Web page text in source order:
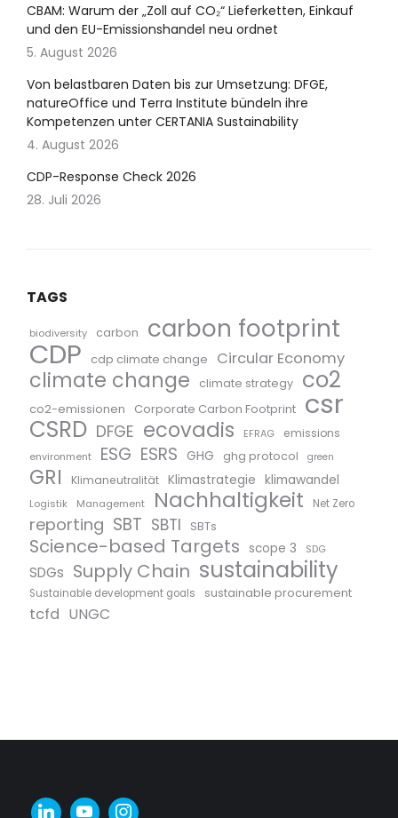
CBAM: Warum der „Zoll auf CO₂“ Lieferketten, Einkauf
und den EU-Emissionshandel neu ordnet
5. August 2026
Von belastbaren Daten bis zur Umsetzung: DFGE,
natureOffice und Terra Institute bündeln ihre
Kompetenzen unter CERTANIA Sustainability
4. August 2026
CDP-Response Check 2026
28. Juli 2026
TAGS
biodiversity carbon carbon footprint
CDP cdp climate change Circular Economy
climate change climate strategy co2
co2-emissionen Corporate Carbon Footprint csr
CSRD DFGE ecovadis EFRAG emissions
environment ESG ESRS GHG ghg protocol green
GRI Klimaneutralität Klimastrategie klimawandel
Logistik Management Nachhaltigkeit Net Zero
reporting SBT SBTI SBTs
Science-based Targets scope 3 SDG
SDGs Supply Chain sustainability
Sustainable development goals sustainable procurement
tcfd UNGC